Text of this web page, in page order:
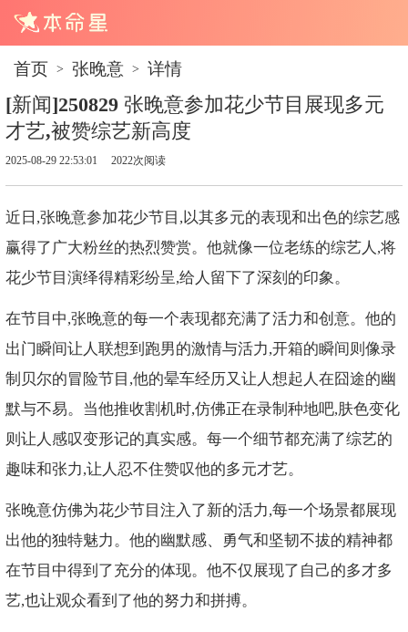
首页 > 张晚意 > 详情
[新闻]250829 张晚意参加花少节目展现多元
才艺,被赞综艺新高度
2025-08-29 22:53:01 2022次阅读
近日,张晚意参加花少节目,以其多元的表现和出色的综艺感
赢得了广大粉丝的热烈赞赏。他就像一位老练的综艺人,将
花少节目演绎得精彩纷呈,给人留下了深刻的印象。
在节目中,张晚意的每一个表现都充满了活力和创意。他的
出门瞬间让人联想到跑男的激情与活力,开箱的瞬间则像录
制贝尔的冒险节目,他的晕车经历又让人想起人在囧途的幽
默与不易。当他推收割机时,仿佛正在录制种地吧,肤色变化
则让人感叹变形记的真实感。每一个细节都充满了综艺的
趣味和张力,让人忍不住赞叹他的多元才艺。
张晚意仿佛为花少节目注入了新的活力,每一个场景都展现
出他的独特魅力。他的幽默感、勇气和坚韧不拔的精神都
在节目中得到了充分的体现。他不仅展现了自己的多才多
艺,也让观众看到了他的努力和拼搏。